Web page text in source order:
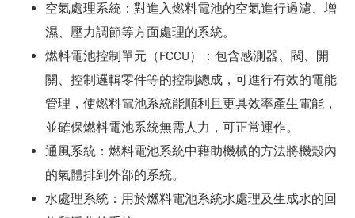
空氣處理系統：對進入燃料電池的空氣進行過濾、增
濕、壓力調節等方面處理的系統。
燃料電池控制單元（FCCU）：包含感測器、閥、開
關、控制邏輯零件等的控制總成，可進行有效的電能
管理，使燃料電池系統能順利且更具效率產生電能，
並確保燃料電池系統無需人力，可正常運作。
通風系統：燃料電池系統中藉助機械的方法將機殼內
的氣體排到外部的系統。
水處理系統：用於燃料電池系統水處理及生成水的回